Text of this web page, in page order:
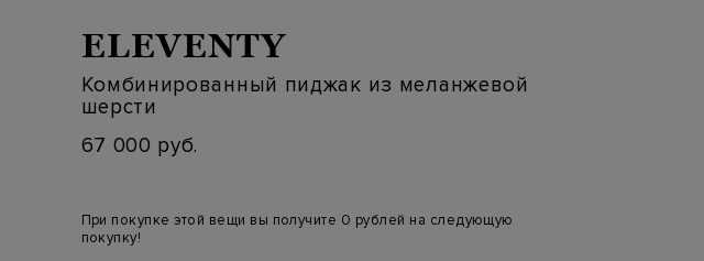
ELEVENTY
Комбинированный пиджак из меланжевой
шерсти
67 000 руб.
При покупке этой вещи вы получите 0 рублей на следующую
покупку!